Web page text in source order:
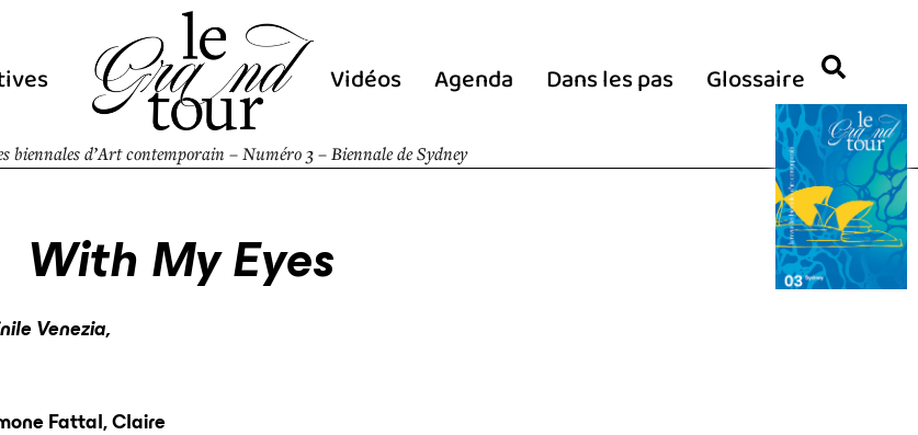
Vidéos Agenda Dans les pas Glossaire
biennales d’Art contemporain – Numéro 3 – Biennale de Sydney
With My Eyes
Venezia,
Fattal, Claire